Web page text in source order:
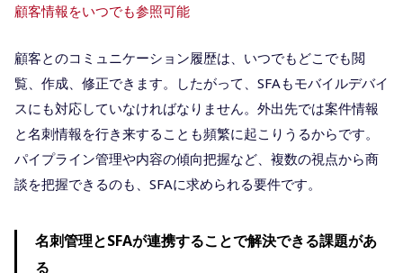
顧客情報をいつでも参照可能
顧客とのコミュニケーション履歴は、いつでもどこでも閲
覧、作成、修正できます。したがって、SFAもモバイルデバイ
スにも対応していなければなりません。外出先では案件情報
と名刺情報を行き来することも頻繁に起こりうるからです。
パイプライン管理や内容の傾向把握など、複数の視点から商
談を把握できるのも、SFAに求められる要件です。
名刺管理とSFAが連携することで解決できる課題があ
る